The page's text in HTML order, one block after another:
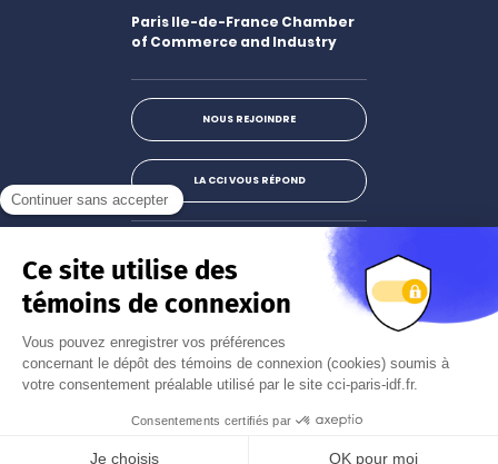
Paris Ile-de-France Chamber
of Commerce and Industry
NOUS REJOINDRE
LA CCI VOUS RÉPOND
Instagram
S'abonner à la newsletter